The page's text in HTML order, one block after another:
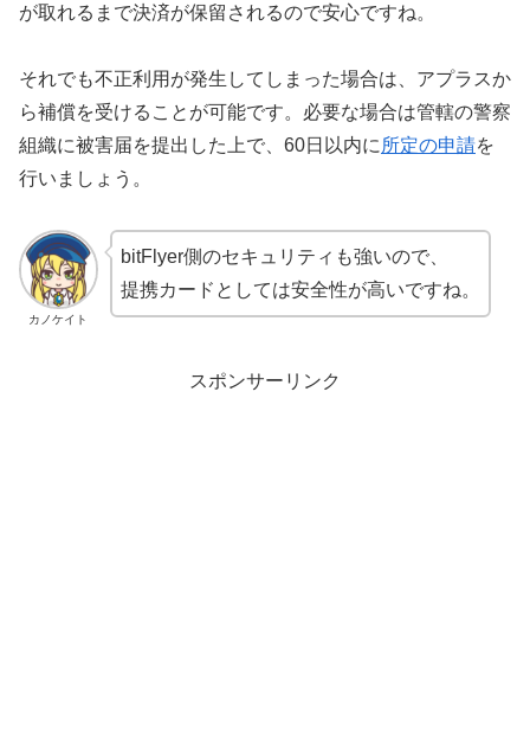
が取れるまで決済が保留されるので安心ですね。
それでも不正利用が発生してしまった場合は、アプラスか
ら補償を受けることが可能です。必要な場合は管轄の警察
組織に被害届を提出した上で、60日以内に 所定の申請を
行いましょう。
カノケイト
bitFlyer側のセキュリティも強いので、
提携カードとしては安全性が高いですね。
スポンサーリンク